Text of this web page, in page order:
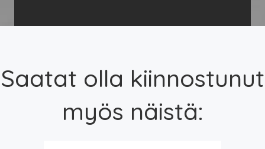
Saatat olla kiinnostunut
myös näistä: